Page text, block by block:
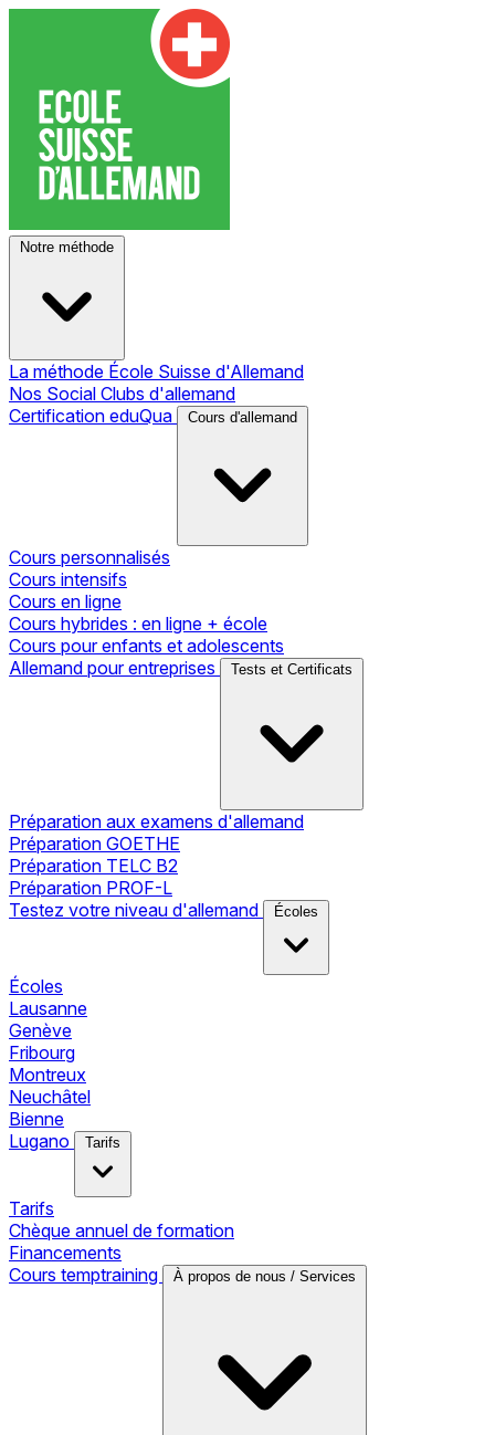
Notre méthode
La méthode École Suisse d'Allemand
Nos Social Clubs d'allemand
Certification eduQua
Cours d'allemand
Cours personnalisés
Cours intensifs
Cours en ligne
Cours hybrides : en ligne + école
Cours pour enfants et adolescents
Allemand pour entreprises
Tests et Certificats
Préparation aux examens d'allemand
Préparation GOETHE
Préparation TELC B2
Préparation PROF-L
Testez votre niveau d'allemand
Écoles
Écoles
Lausanne
Genève
Fribourg
Montreux
Neuchâtel
Bienne
Lugano
Tarifs
Tarifs
Chèque annuel de formation
Financements
Cours temptraining
À propos de nous / Services